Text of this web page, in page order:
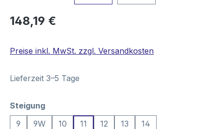
Regulärer Preis:
148,19 €
Preise inkl. MwSt. zzgl. Versandkosten
Lieferzeit 3–5 Tage
Steigungauswählen
9
9W 10 11 12 13 14